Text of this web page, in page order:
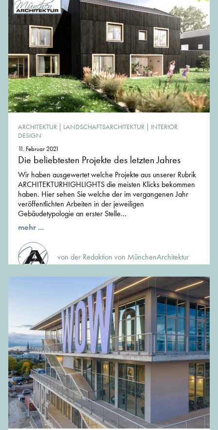
ARCHITEKTUR | LANDSCHAFTSARCHITEKTUR | INTERIOR
DESIGN
11. Februar 2021
Die beliebtesten Projekte des letzten Jahres
Wir haben ausgewertet welche Projekte aus unserer Rubrik
ARCHITEKTURHIGHLIGHTS die meisten Klicks bekommen
haben. Hier sehen Sie welche der im vergangenen Jahr
veröffentlichten Arbeiten in der jeweiligen
Gebäudetypologie an erster Stelle...
mehr ...
von der Redaktion von MünchenArchitektur